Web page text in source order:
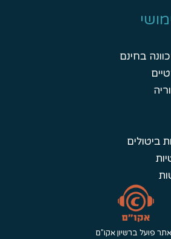
בחינם
ביטולים
פועל ברשיון אקו"ם